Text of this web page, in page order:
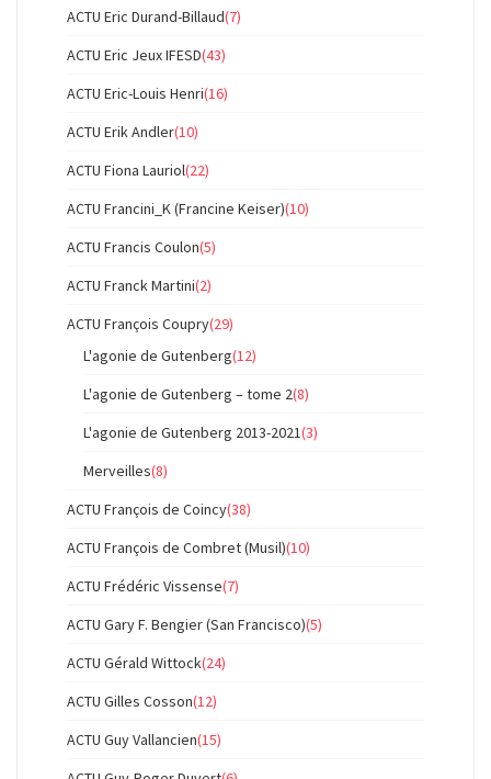
ACTU Eric Durand-Billaud(7)
ACTU Eric Jeux IFESD(43)
ACTU Eric-Louis Henri(16)
ACTU Erik Andler(10)
ACTU Fiona Lauriol(22)
ACTU Francini_K (Francine Keiser)(10)
ACTU Francis Coulon(5)
ACTU Franck Martini(2)
ACTU François Coupry(29)
L'agonie de Gutenberg(12)
L'agonie de Gutenberg – tome 2(8)
L'agonie de Gutenberg 2013-2021(3)
Merveilles(8)
ACTU François de Coincy(38)
ACTU François de Combret (Musil)(10)
ACTU Frédéric Vissense(7)
ACTU Gary F. Bengier (San Francisco)(5)
ACTU Gérald Wittock(24)
ACTU Gilles Cosson(12)
ACTU Guy Vallancien(15)